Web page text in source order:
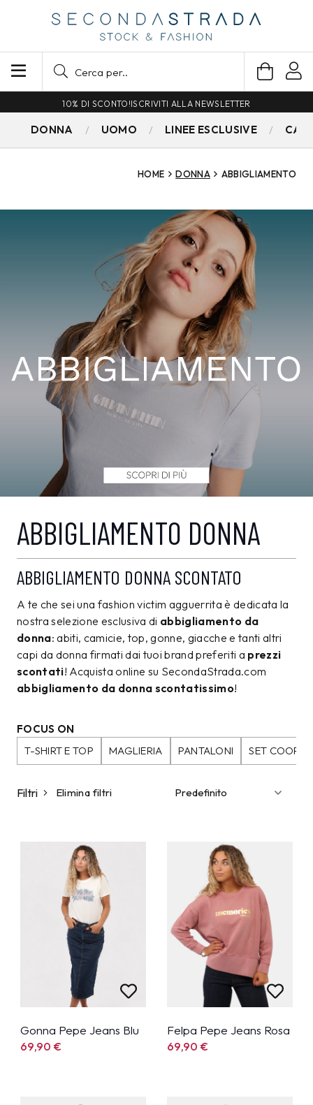
SPEDIZIONE GRATUITA PER ORDINI SUPERIORI A 79€
DONNA UOMO LINEE ESCLUSIVE
HOME DONNA ABBIGLIAMENTO
ABBIGLIAMENTO DONNA
ABBIGLIAMENTO DONNA SCONTATO
A te che sei una fashion victim agguerrita è dedicata la
nostra selezione esclusiva di abbigliamento da
donna: abiti, camicie, top, gonne, giacche e tanti altri
capi da donna firmati dai tuoi brand preferiti a prezzi
scontati! Acquista online su SecondaStrada.com
abbigliamento da donna scontatissimo!
FOCUS ON
T-SHIRT E TOP
MAGLIERIA PANTALONI SET
Filtri Elimina filtri
Gonna Pepe Jeans Blu
69,90€
Felpa Pepe Jeans Rosa
69,90€